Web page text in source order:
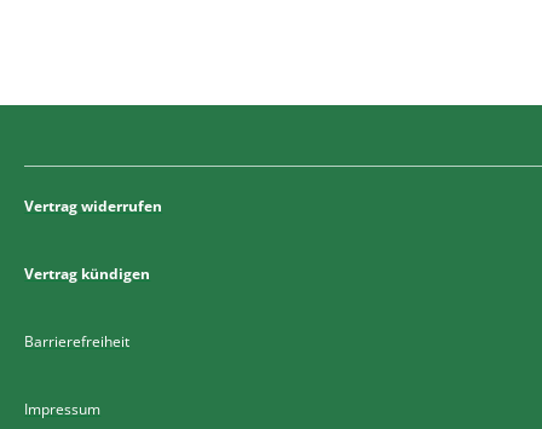
Vertrag widerrufen
Vertrag kündigen
Barrierefreiheit
Impressum